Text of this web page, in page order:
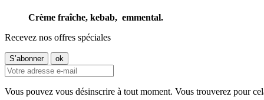
Crème fraîche, kebab, emmental.
Recevez nos offres spéciales
Vous pouvez vous désinscrire à tout moment. Vous trouverez pour